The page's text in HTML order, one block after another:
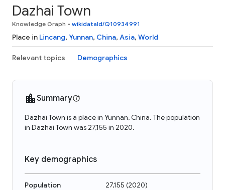
Dazhai Town
Knowledge Graph • wikidataId/Q10934991
Place in Lincang, Yunnan, China, Asia, World
Relevant topics Demographics
Summary
Dazhai Town is a place in Yunnan, China. The population
in Dazhai Town was 27,155 in 2020.
Key demographics
Population 27,155 (2020)